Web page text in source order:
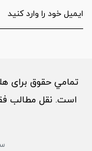
تمامي حقوق برای
است. نقل مطالب